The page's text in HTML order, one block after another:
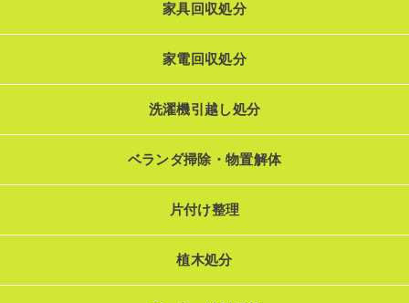
家具回収処分
家電回収処分
洗濯機引越し処分
ベランダ掃除・物置解体
片付け整理
植木処分